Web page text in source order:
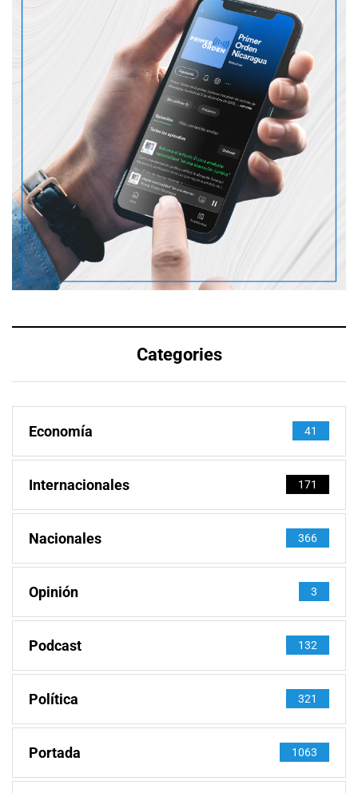
Categories
Economía 41
Internacionales 171
Nacionales 366
Opinión 3
Podcast 132
Política 321
Portada 1063